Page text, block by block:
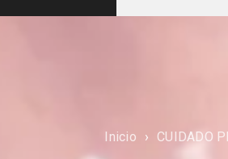
Inicio › CUIDADO